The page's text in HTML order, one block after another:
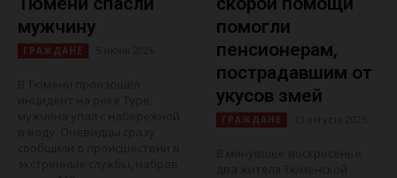
мужчину
ГРАЖДАНЕ
помогли
пенсионерам,
пострадавшим от
укусов змей
ГРАЖДАНЕ